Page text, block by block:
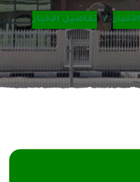
الأخبار تفاصيل الأخبار